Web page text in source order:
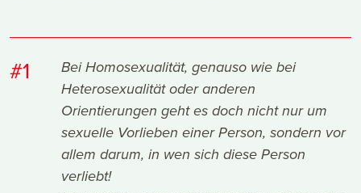
#1
Bei Homosexualität, genauso wie bei
Heterosexualität oder anderen
Orientierungen geht es doch nicht nur um
sexuelle Vorlieben einer Person, sondern vor
allem darum, in wen sich diese Person
verliebt!